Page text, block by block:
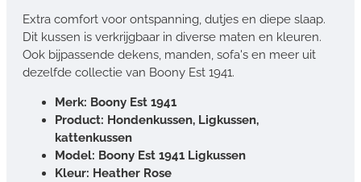
Extra comfort voor ontspanning, dutjes en diepe slaap.
Dit kussen is verkrijgbaar in diverse maten en kleuren.
Ook bijpassende dekens, manden, sofa's en meer uit
dezelfde collectie van Boony Est 1941.
Merk: Boony Est 1941
Product: Hondenkussen, Ligkussen,
kattenkussen
Model: Boony Est 1941 Ligkussen
Kleur: Heather Rose